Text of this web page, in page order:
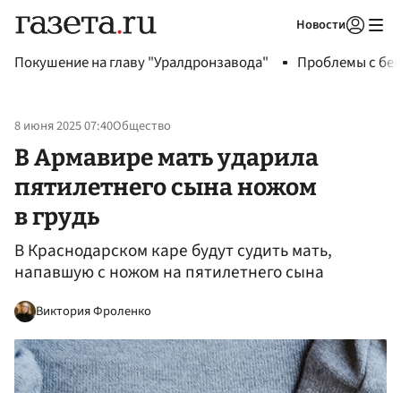
Новости
Покушение на главу "Уралдронзавода" Проблемы с
8 июня 2025 07:40Общество
В Армавире мать ударила
пятилетнего сына ножом
в грудь
В Краснодарском каре будут судить мать,
напавшую с ножом на пятилетнего сына
Виктория Фроленко